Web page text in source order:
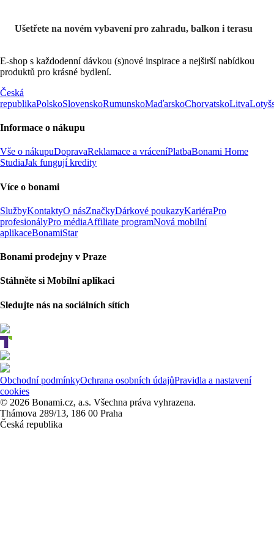
Ušetřete na novém vybavení pro zahradu, balkon i terasu
E-shop s každodenní dávkou (s)nové inspirace a nejširší nabídkou
produktů pro krásné bydlení.
Česká
republikaPolskoSlovenskoRumunskoMaďarskoChorvatskoLitva
Informace o nákupu
Vše o nákupuDopravaReklamace a vráceníPlatbaBonami Home
StudiaJak fungují kredity
Více o bonami
SlužbyKontaktyO násZnačkyDárkové poukazyKariéraPro
profesionályPro médiaAffiliate programNová mobilní
aplikaceBonamiStar
Bonami prodejny v Praze
Stáhněte si Mobilní aplikaci
Sledujte nás na sociálních sítích
Obchodní podmínkyOchrana osobních údajůPravidla a nastavení
cookies
© 2026 Bonami.cz, a.s. Všechna práva vyhrazena.
Thámova 289/13, 186 00 Praha
Česká republika